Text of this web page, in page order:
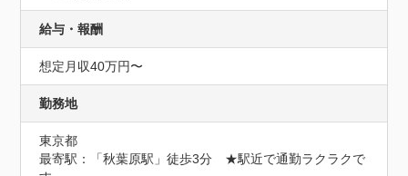
給与・報酬
想定月収40万円〜
勤務地
東京都
最寄駅：「秋葉原駅」徒歩3分　★駅近で通勤ラクラクで